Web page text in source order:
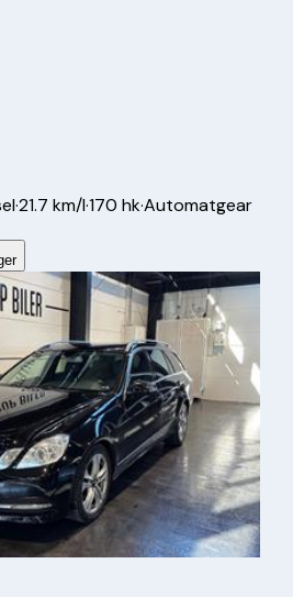
·21.7 km/l·170 hk·Automatgear